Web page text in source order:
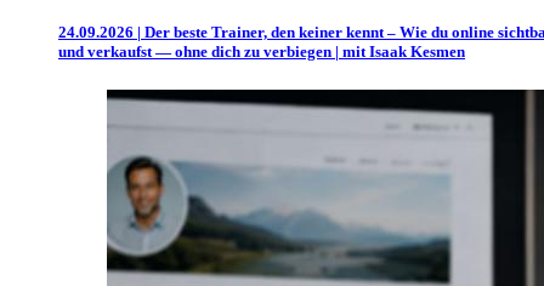
24.09.2026 | Der beste Trainer, den keiner kennt – Wie du online
und verkaufst — ohne dich zu verbiegen | mit Isaak Kesmen